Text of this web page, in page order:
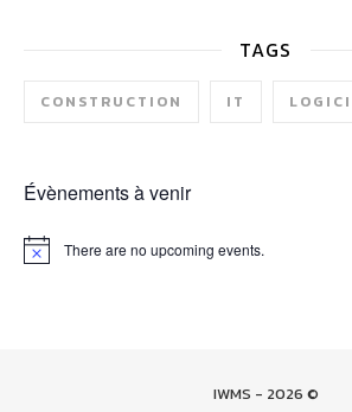
TAGS
CONSTRUCTION IT
Évènements à venir
Notice There are no upcoming events.
IWMS - 2026 ©